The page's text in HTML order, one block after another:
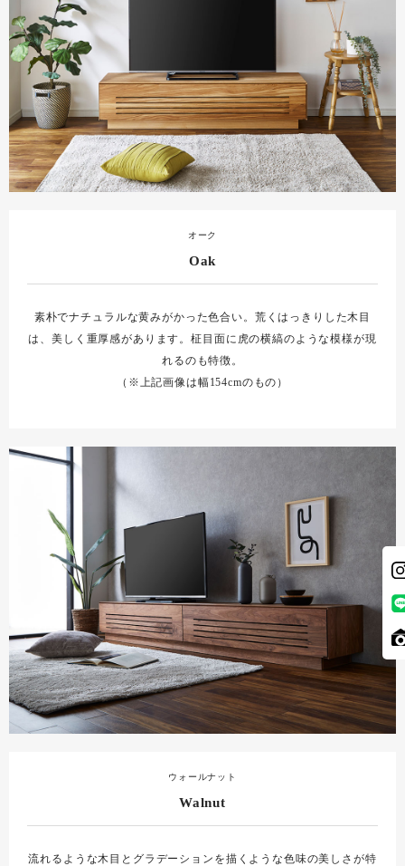
オーク
Oak
素朴でナチュラルな黄みがかった色合い。荒くはっきりした木目
は、美しく重厚感があります。柾目面に虎の横縞のような模様が現
れるのも特徴。
（※上記画像は幅154cmのもの）
ウォールナット
Walnut
流れるような木目とグラデーションを描くような色味の美しさが特